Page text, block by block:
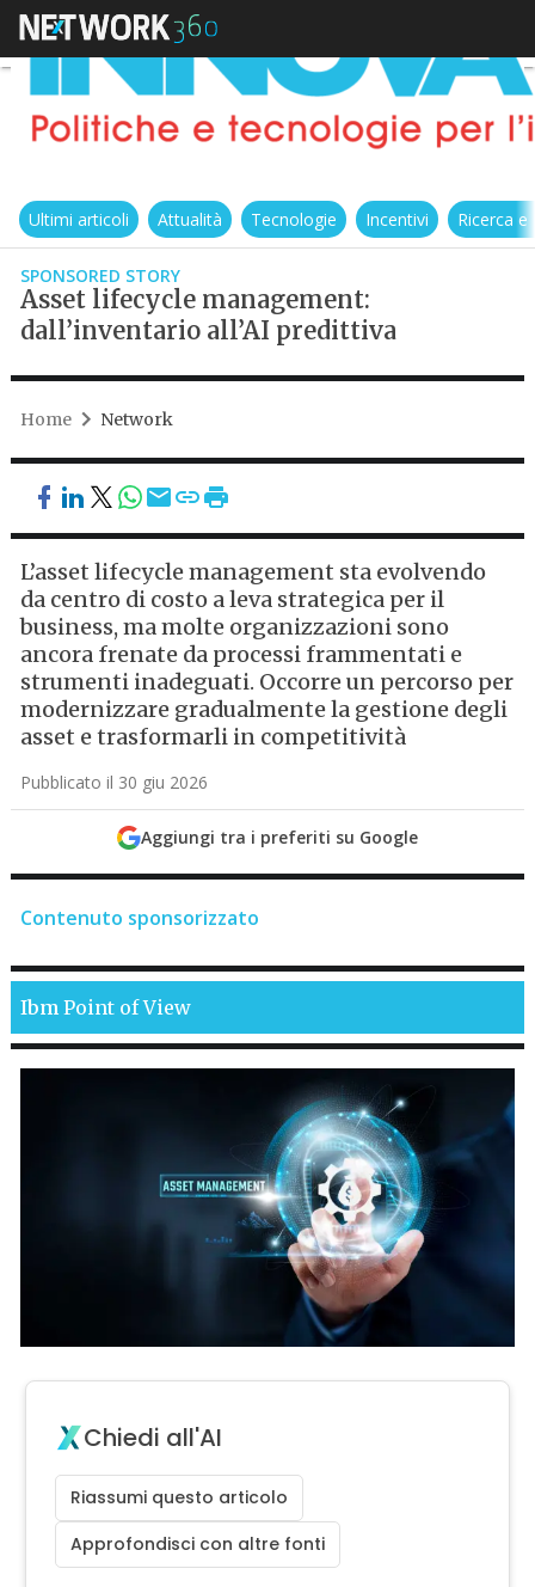
Ultimi articoli Attualità Tecnologie Incentivi Ricerca
SPONSORED STORY
Asset lifecycle management:
dall’inventario all’AI predittiva
Home Network
L’asset lifecycle management sta evolvendo
da centro di costo a leva strategica per il
business, ma molte organizzazioni sono
ancora frenate da processi frammentati e
strumenti inadeguati. Occorre un percorso per
modernizzare gradualmente la gestione degli
asset e trasformarli in competitività
Pubblicato il 30 giu 2026
Aggiungi tra i preferiti su Google
Contenuto sponsorizzato
IbmPoint of View
Chiedi all'AI
Riassumi questo articolo
Approfondisci con altre fonti